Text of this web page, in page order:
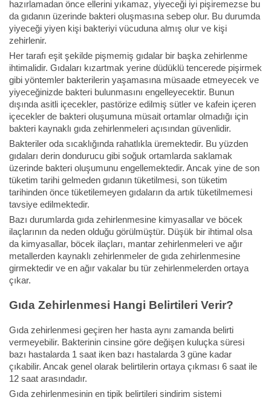
hazırlamadan önce ellerini yıkamaz, yiyeceği iyi pişiremezse bu
da gıdanın üzerinde bakteri oluşmasına sebep olur. Bu durumda
yiyeceği yiyen kişi bakteriyi vücuduna almış olur ve kişi
zehirlenir.
Her tarafı eşit şekilde pişmemiş gıdalar bir başka zehirlenme
ihtimalidir. Gıdaları kızartmak yerine düdüklü tencerede pişirmek
gibi yöntemler bakterilerin yaşamasına müsaade etmeyecek ve
yiyeceğinizde bakteri bulunmasını engelleyecektir. Bunun
dışında asitli içecekler, pastörize edilmiş sütler ve kafein içeren
içecekler de bakteri oluşumuna müsait ortamlar olmadığı için
bakteri kaynaklı gıda zehirlenmeleri açısından güvenlidir.
Bakteriler oda sıcaklığında rahatlıkla üremektedir. Bu yüzden
gıdaları derin dondurucu gibi soğuk ortamlarda saklamak
üzerinde bakteri oluşumunu engellemektedir. Ancak yine de son
tüketim tarihi gelmeden gıdanın tüketilmesi, son tüketim
tarihinden önce tüketilemeyen gıdaların da artık tüketilmemesi
tavsiye edilmektedir.
Bazı durumlarda gıda zehirlenmesine kimyasallar ve böcek
ilaçlarının da neden olduğu görülmüştür. Düşük bir ihtimal olsa
da kimyasallar, böcek ilaçları, mantar zehirlenmeleri ve ağır
metallerden kaynaklı zehirlenmeler de gıda zehirlenmesine
girmektedir ve en ağır vakalar bu tür zehirlenmelerden ortaya
çıkar.
Gıda Zehirlenmesi Hangi Belirtileri Verir?
Gıda zehirlenmesi geçiren her hasta aynı zamanda belirti
vermeyebilir. Bakterinin cinsine göre değişen kuluçka süresi
bazı hastalarda 1 saat iken bazı hastalarda 3 güne kadar
çıkabilir. Ancak genel olarak belirtilerin ortaya çıkması 6 saat ile
12 saat arasındadır.
Gıda zehirlenmesinin en tipik belirtileri sindirim sistemi